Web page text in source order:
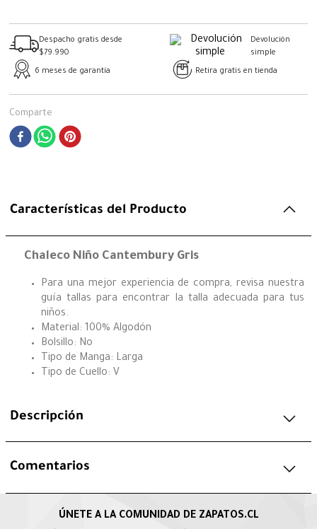
Despacho gratis desde
$79.990
Devolución
simple
6 meses de garantía Retira gratis en tienda
Comparte
Características del Producto
Chaleco Niño Cantembury Gris
Para una mejor experiencia de compra, revisa nuestra
guía tallas para encontrar la talla adecuada para tus
niños.
Material: 100% Algodón
Bolsillo: No
Tipo de Manga: Larga
Tipo de Cuello: V
Descripción
Comentarios